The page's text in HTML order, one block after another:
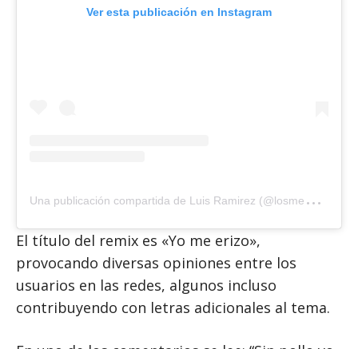
Ver esta publicación en Instagram
U
na publicación compartida de Luis Ramirez (@losmemesdeluis1)
El título del remix es «Yo me erizo»,
provocando diversas opiniones entre los
usuarios en las redes, algunos incluso
contribuyendo con letras adicionales al tema.